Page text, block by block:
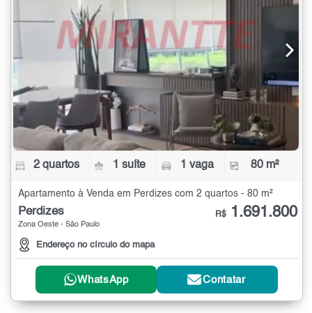
2 quartos 1 suíte 1 vaga 80 m²
Apartamento à Venda em Perdizes com 2 quartos - 80 m²
Perdizes
Zona Oeste - São Paulo
Endereço no círculo do mapa
R$ 1.691.800
WhatsApp Contatar